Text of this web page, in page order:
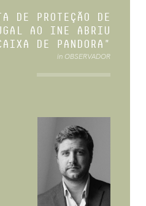
DE PROTEÇÃO DE
AO INE ABRIU
DE PANDORA"
in OBSERVADOR